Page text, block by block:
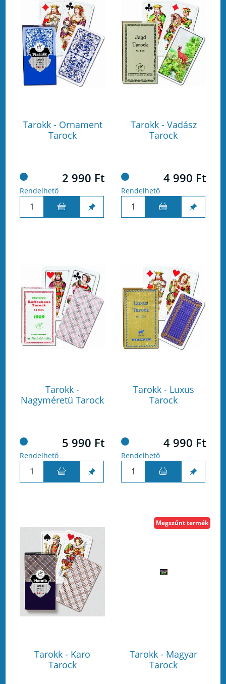
Tarokk - Ornament
Tarock
2 990 Ft
Rendelhető
Tarokk - Vadász
Tarock
4 990 Ft
Rendelhető
Tarokk -
Nagyméretü Tarock
5 990 Ft
Rendelhető
Tarokk - Luxus
Tarock
4 990 Ft
Rendelhető
Tarokk - Karo
Tarock
Tarokk - Magyar
Tarock
Megszűnt termék